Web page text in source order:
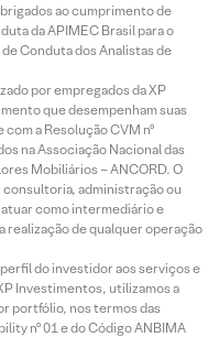
ao cumprimento de
da APIMEC Brasil para o
Conduta dos Analistas de
por empregados da XP
que desempenham suas
a Resolução CVM nº
na Associação Nacional das
Mobiliários – ANCORD. O
administração ou
como intermediário e
realização de qualquer operação
do investidor aos serviços e
Investimentos, utilizamos a
portfólio, nos termos das
nº 01 e do Código ANBIMA